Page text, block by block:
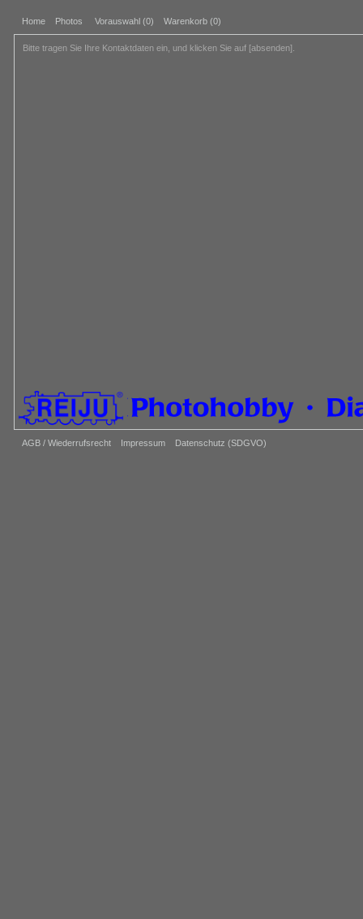
Home Photos Vorauswahl (0) Warenkorb (0)
AGB / Wiederrufsrecht Impressum Datenschutz (SDGVO)
Bitte tragen Sie Ihre Kontaktdaten ein, und klicken Sie auf [absenden].